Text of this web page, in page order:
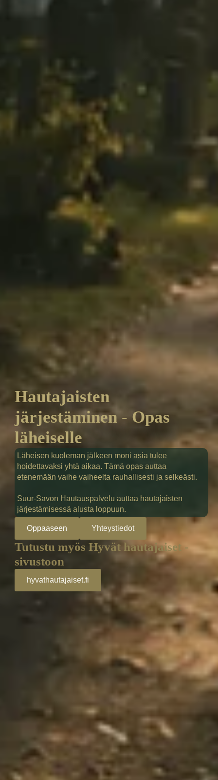
Hautajaisten
järjestäminen - Opas
läheiselle
Läheisen kuoleman jälkeen moni asia tulee
hoidettavaksi yhtä aikaa. Tämä opas auttaa
etenemään vaihe vaiheelta rauhallisesti ja selkeästi.
Suur-Savon Hautauspalvelu auttaa hautajaisten
järjestämisessä alusta loppuun.
Oppaaseen Yhteystiedot
Tutustu myös Hyvät hautajaiset -
sivustoon
hyvathautajaiset.fi